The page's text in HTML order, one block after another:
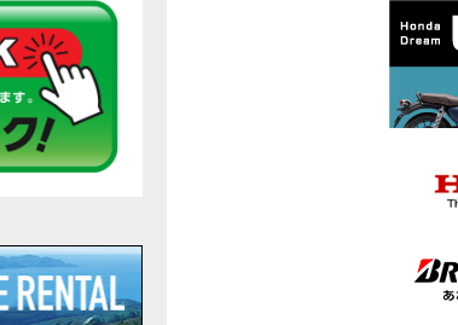
ナビゲーションをスキップ 検索 作成 6 アバターの画像 三重県を巡る女性ライダーの
ト］2026MIE BIKE FES開催 情報2
ト］2026MIE BIKE FES開催 情報１
ン実施中！
ト］2026MIE BIKE FES開催
】怖くて乗れなかったあの憧れバイク、ついに乗ります！
で三重県ツーリング！梅本まどかさん、MIISAさんと一日笑った
梅本まどかさんと三重県ツーリング満喫しました！ポケふた
企画】のご紹介！！